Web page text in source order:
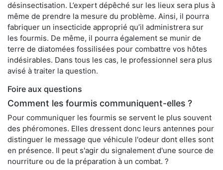
désinsectisation. L’expert dépêché sur les lieux sera plus à
même de prendre la mesure du problème. Ainsi, il pourra
fabriquer un insecticide approprié qu’il administrera sur
les fourmis. De même, il pourra également se munir de
terre de diatomées fossilisées pour combattre vos hôtes
indésirables. Dans tous les cas, le professionnel sera plus
avisé à traiter la question.
Foire aux questions
Comment les fourmis communiquent-elles ?
Pour communiquer les fourmis se servent le plus souvent
des phéromones. Elles dressent donc leurs antennes pour
distinguer le message que véhicule l'odeur dont elles sont
en présence. Il peut s'agir du signalement d'une source de
nourriture ou de la préparation à un combat. ?